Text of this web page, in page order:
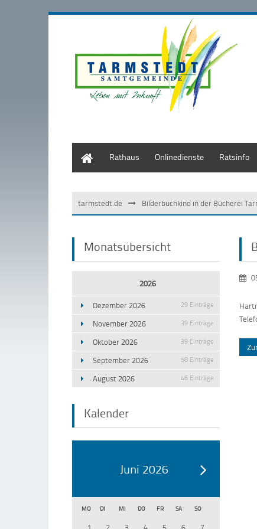
Rathaus Onlinedienste Ratsinfo
tarmstedt.de Bilderbuchkino in der Bücherei
Monatsübersicht
2026
Dezember 2026 29 Einträge
November 2026 39 Einträge
Oktober 2026 39 Einträge
September 2026 58 Einträge
August 2026 46 Einträge
Kalender
Juni 2026
MO DI MI DO FR SA SO